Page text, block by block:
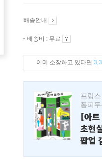
배송안내
배송비 : 무료
이미 소장하고 있다면
프랑스
퐁피
[아
초현
팝업